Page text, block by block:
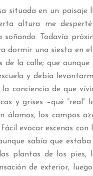
situada en un paisaje
altura me
soñando. Todavía
dormir una siesta en
de la calle; que
y debía
conciencia de que
y grises –qué
álamos, los campos
evocar escenas
sabía que
plantas de los
de exterior,